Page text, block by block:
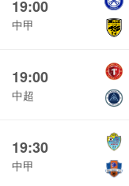
19:00
中甲
19:00
中超
19:30
中甲